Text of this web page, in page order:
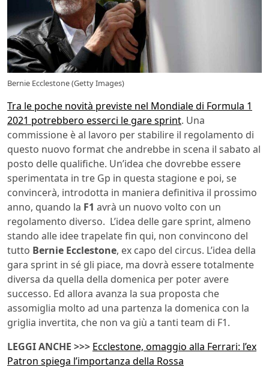
Bernie Ecclestone (Getty Images)
Tra le poche novità previste nel Mondiale di Formula 1
2021 potrebbero esserci le gare sprint. Una
commissione è al lavoro per stabilire il regolamento di
questo nuovo format che andrebbe in scena il sabato al
posto delle qualifiche. Un’idea che dovrebbe essere
sperimentata in tre Gp in questa stagione e poi, se
convincerà, introdotta in maniera definitiva il prossimo
anno, quando la F1 avrà un nuovo volto con un
regolamento diverso. L’idea delle gare sprint, almeno
stando alle idee trapelate fin qui, non convincono del
tutto Bernie Ecclestone, ex capo del circus. L’idea della
gara sprint in sé gli piace, ma dovrà essere totalmente
diversa da quella della domenica per poter avere
successo. Ed allora avanza la sua proposta che
assomiglia molto ad una partenza la domenica con la
griglia invertita, che non va giù a tanti team di F1.
LEGGI ANCHE >>> Ecclestone, omaggio alla Ferrari: l’ex
Patron spiega l’importanza della Rossa